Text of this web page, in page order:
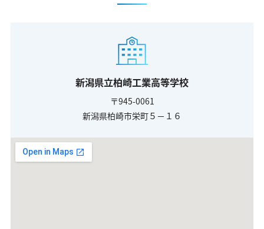
新潟県立柏崎工業高等学校
〒945-0061
新潟県柏崎市栄町５－１６